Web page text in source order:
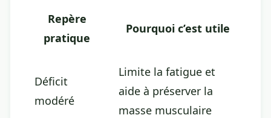
Repère
pratique
Pourquoi c’est utile
Déficit
modéré
Limite la fatigue et
aide à préserver la
masse musculaire